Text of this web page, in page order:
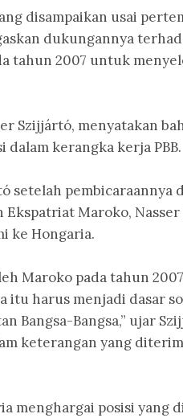
disampaikan usai
dukungannya
tahun 2007 untuk
Szijjártó, menyatakan
kerangka kerja PBB.
setelah pembicaraannya
Ekspatriat Maroko,
ke Hongaria.
Maroko pada tahun
harus menjadi dasar
Bangsa-Bangsa,” ujar
keterangan yang
menghargai posisi yang